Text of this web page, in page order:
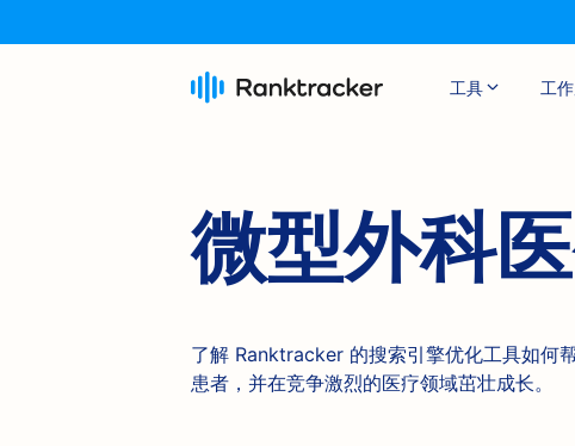
工具 工
微型外科
了解 Ranktracker 的搜索引擎优化工具如何
患者，并在竞争激烈的医疗领域茁壮成长。